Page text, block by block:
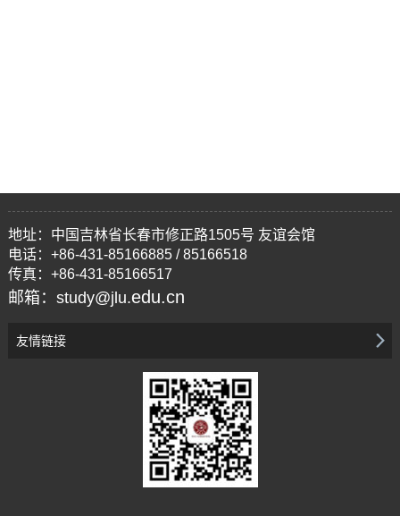
地址：中国吉林省长春市修正路1505号 友谊会馆
电话：+86-431-85166885 / 85166518
传真：+86-431-85166517
邮箱：study@jlu.edu.cn
友情链接